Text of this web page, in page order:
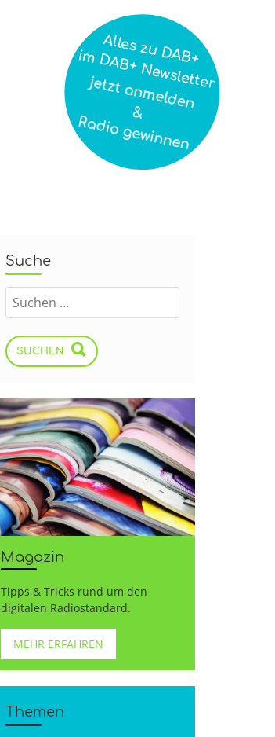
Suche
SUCHEN
Magazin
Tipps & Tricks rund um den
digitalen Radiostandard.
MEHR ERFAHREN
Themen
Alles zu DAB+
im DAB+ Newsletter
jetzt anmelden
&
Radio gewinnen